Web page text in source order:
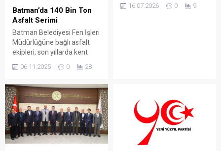
Batman’da 140 Bin Ton
Asfalt Serimi
Batman Belediyesi Fen İşleri
Müdürlüğüne bağlı asfalt
ekipleri, son yıllarda kent
çalışmalarla şehir içi ulaşımı
hale getirdi.
06.11.2025 0 28
düzenlenen "Eğitim
16.07.2026 0 9